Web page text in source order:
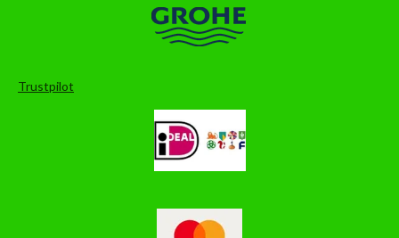
Trustpilot